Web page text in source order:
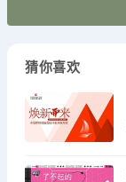
猜你喜欢